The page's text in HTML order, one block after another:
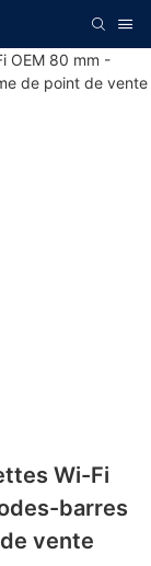
Wi-Fi
barres
vente